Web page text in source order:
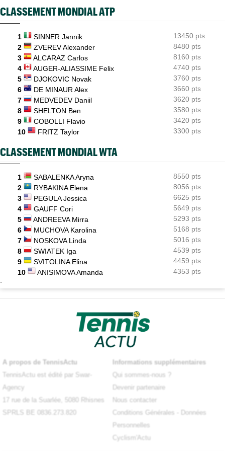
Comme Carlos Alcaraz, Holger Rune a renoncé à Cincinnati
Rybakina, Andreeva, Osaka, Gauff... horaires et diffusion TV
CLASSEMENT MONDIAL ATP
1 SINNER Jannik
13450 pts
2
ZVEREV Alexander
8480 pts
3
ALCARAZ Carlos
8160 pts
4
AUGER-ALIASSIME Felix
4740 pts
5
DJOKOVIC Novak
3760 pts
6
DE MINAUR Alex
3660 pts
7
MEDVEDEV Daniil
3620 pts
8
SHELTON Ben
3580 pts
9
COBOLLI Flavio
3420 pts
10
FRITZ Taylor 3300 pts
CLASSEMENT MONDIAL WTA
1 SABALENKA Aryna
8550 pts
2
RYBAKINA Elena
8056 pts
3
PEGULA Jessica
6625 pts
4
GAUFF Cori
5649 pts
5
ANDREEVA Mirra
5293 pts
6
MUCHOVA Karolina
5168 pts
7
NOSKOVA Linda
5016 pts
8
SWIATEK Iga
4539 pts
9
SVITOLINA Elina
4459 pts
10
ANISIMOVA Amanda 4353 pts
-
A propos de TennisActu
TennisActu est édité par Swar-
Agency
17 rue de la Suarlée, 5080 Rhisnes
SPRLS BE 0836.273.820
Informations supplémentaires
Qui sommes-nous ?
Devenir partenaire
Nous contacter
Conditions Générales
Données
Personnelles
Cyclism'Actu